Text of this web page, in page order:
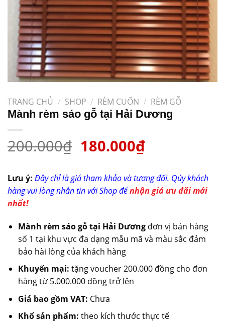
TRANG CHỦ / SHOP / RÈM CUỐN / RÈM GỖ
Mành rèm sáo gỗ tại Hải Dương
200.000₫ 180.000₫
Lưu ý: Đây chỉ là giá tham khảo và tương đối. Qúy khách
hàng vui lòng nhắn tin với Shop đểnhận giá ưu đãi mới
nhất!
Mành rèm sáo gỗ tại Hải Dương đơn vị bán hàng
số 1 tại khu vực đa dạng mẫu mã và màu sắc đảm
bảo hài lòng của khách hàng
Khuyến mại: tặng voucher 200.000 đồng cho đơn
hàng từ 5.000.000 đồng trở lên
Giá bao gồm VAT: Chưa
Khổ sản phẩm: theo kích thước thực tế